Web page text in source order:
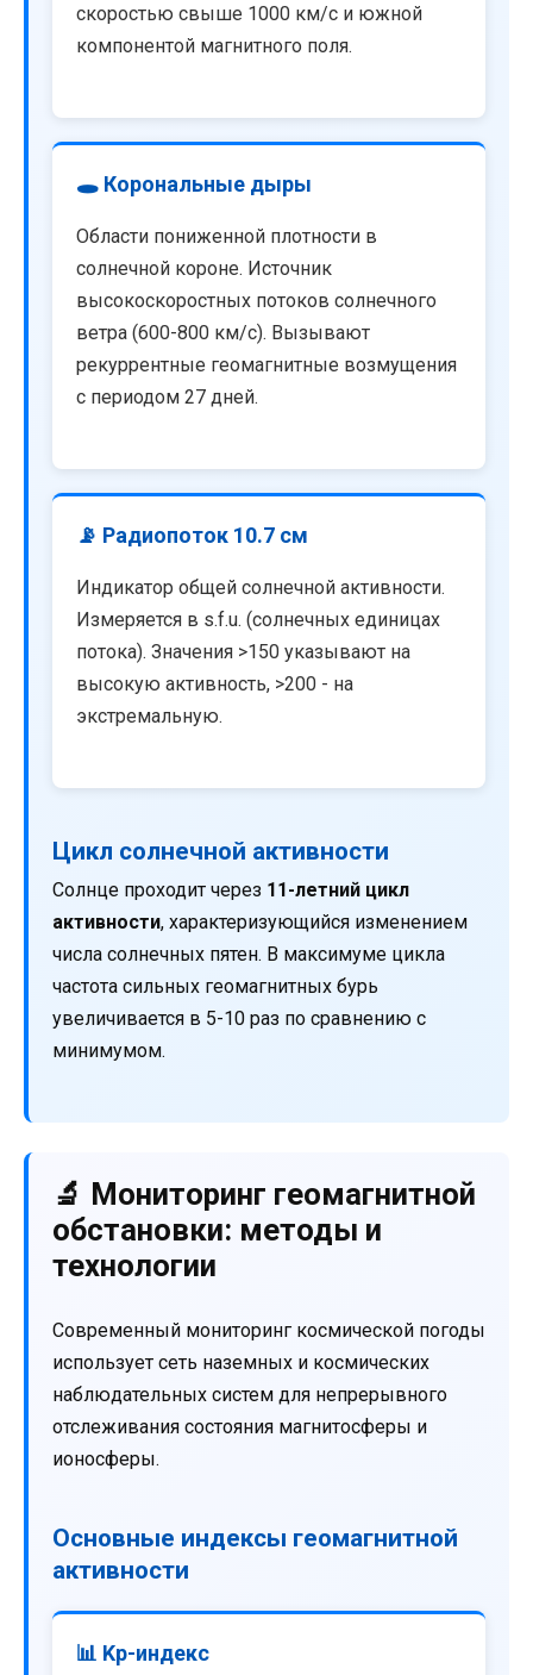
скоростью свыше 1000 км/с и южной
компонентой магнитного поля.
🕳️ Корональные дыры
Области пониженной плотности в
солнечной короне. Источник
высокоскоростных потоков солнечного
ветра (600-800 км/с). Вызывают
рекуррентные геомагнитные возмущения
с периодом 27 дней.
📡 Радиопоток 10.7 см
Индикатор общей солнечной активности.
Измеряется в s.f.u. (солнечных единицах
потока). Значения >150 указывают на
высокую активность, >200 - на
экстремальную.
Цикл солнечной активности
Солнце проходит через 11-летний цикл
активности, характеризующийся изменением
числа солнечных пятен. В максимуме цикла
частота сильных геомагнитных бурь
увеличивается в 5-10 раз по сравнению с
минимумом.
🔬 Мониторинг геомагнитной
обстановки: методы и
технологии
Современный мониторинг космической погоды
использует сеть наземных и космических
наблюдательных систем для непрерывного
отслеживания состояния магнитосферы и
ионосферы.
Основные индексы геомагнитной
активности
📊 Kp-индекс